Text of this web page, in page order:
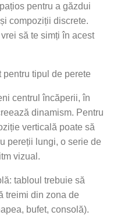
pentru a găzdui
compoziții discrete.
să te simți în acest
tipul de perete
centrul încăperii, în
dinamism. Pentru
verticală poate să
pereții lungi, o serie de
vizual.
tabloul trebuie să
treimi din zona de
bufet, consolă).